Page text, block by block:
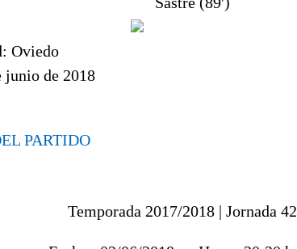
Oviedo
junio de 2018
PARTIDO
Temporada 2017/2018 | Jornada 42